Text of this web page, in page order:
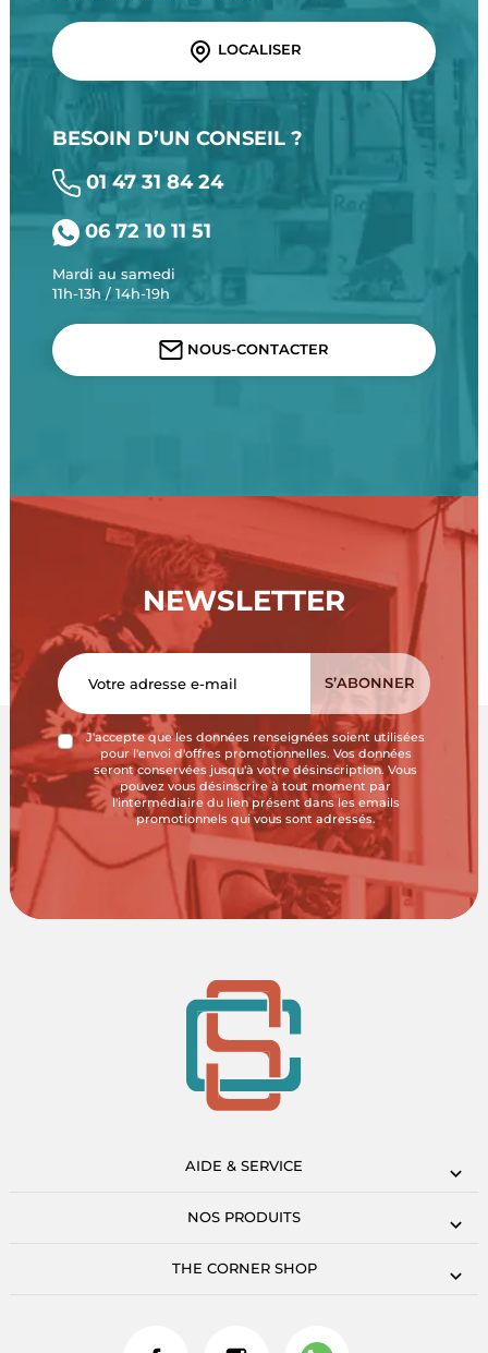
LOCALISER
BESOIN D’UN CONSEIL ?
01 47 31 84 24
06 72 10 11 51
Mardi au samedi
11h-13h / 14h-19h
NOUS-CONTACTER
NEWSLETTER
J'accepte que les données renseignées soient utilisées
pour l'envoi d'offres promotionnelles. Vos données
seront conservées jusqu'à votre désinscription. Vous
pouvez vous désinscrire à tout moment par
l'intermédiaire du lien présent dans les emails
promotionnels qui vous sont adressés.
AIDE & SERVICE
NOS PRODUITS
THE CORNER SHOP